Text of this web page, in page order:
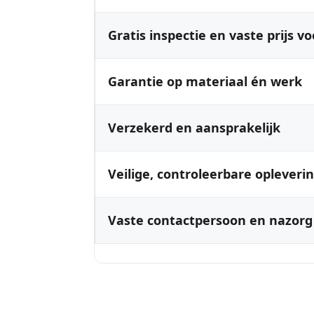
Gratis inspectie en vaste prijs
Garantie op materiaal én werk
Verzekerd en aansprakelijk
Veilige, controleerbare
Vaste contactpersoon en nazorg